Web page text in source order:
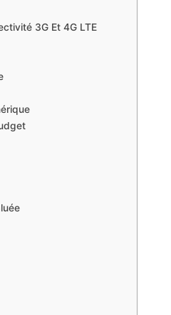
3G Et 4G LTE